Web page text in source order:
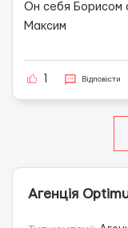
Он себя Борисом
Максим
Відповісти
Агенція